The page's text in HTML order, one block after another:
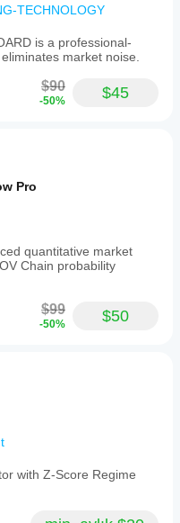
TECHNOLOGY
is a professional-
market noise.
$90
-50% $45
Pro
quantitative market
Chain probability
$99
-50% $50
with Z-Score Regime